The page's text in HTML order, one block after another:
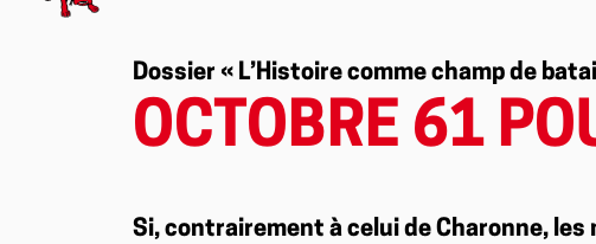
Dossier « L’Histoire comme champ de
OCTOBRE 61
Si, contrairement à celui de Charonne,